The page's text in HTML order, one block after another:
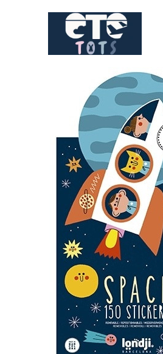
CĂRUCIOARE & SCAUNE AUTO
cărucioare U-GROW
scaune auto pentru avion
accesorii cărucioare
accesorii scaun auto
accesorii scaun avion